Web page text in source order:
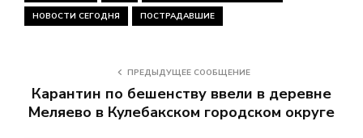
НОВОСТИ СЕГОДНЯ ПОСТРАДАВШИЕ
ПРЕДЫДУЩЕЕ СООБЩЕНИЕ
Карантин по бешенству ввели в деревне
Меляево в Кулебакском городском округе